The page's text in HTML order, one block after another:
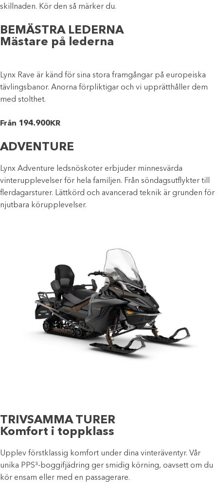
skillnaden. Kör den så märker du.
BEMÄSTRA LEDERNA
Mästare på lederna
Lynx Rave är känd för sina stora framgångar på europeiska
tävlingsbanor. Anorna förpliktigar och vi upprätthåller dem
med stolthet.
Från 194.900KR
ADVENTURE
Lynx Adventure ledsnöskoter erbjuder minnesvärda
vinterupplevelser för hela familjen. Från söndagsutflykter till
flerdagarsturer. Lättkörd och avancerad teknik är grunden för
njutbara körupplevelser.
TRIVSAMMA TURER
Komfort i toppklass
Upplev förstklassig komfort under dina vinteräventyr. Vår
unika PPS³-boggifjädring ger smidig körning, oavsett om du
kör ensam eller med en passagerare.